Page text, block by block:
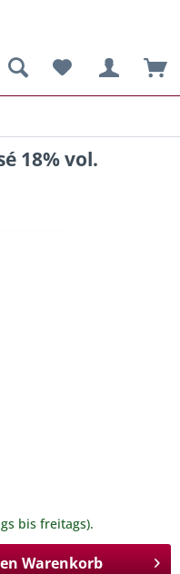
18% vol.
bis freitags).
Warenkorb